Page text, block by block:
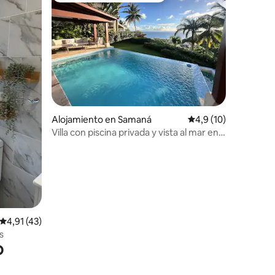
Calificación promedio: 4,91 de 5. 43 evaluaciones
4,91 (43)
Alojamiento en Samaná Calificación
4,9 (10)
Villa con piscina privada y vista al mar en